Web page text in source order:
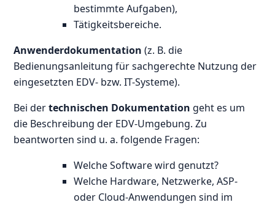
bestimmte Aufgaben),
Tätigkeitsbereiche.
Anwenderdokumentation (z. B. die
Bedienungsanleitung für sachgerechte Nutzung der
eingesetzten EDV- bzw. IT-Systeme).
Bei dertechnischen Dokumentation geht es um
die Beschreibung der EDV-Umgebung. Zu
beantworten sind u. a. folgende Fragen:
Welche Software wird genutzt?
Welche Hardware, Netzwerke, ASP-
oder Cloud-Anwendungen sind im